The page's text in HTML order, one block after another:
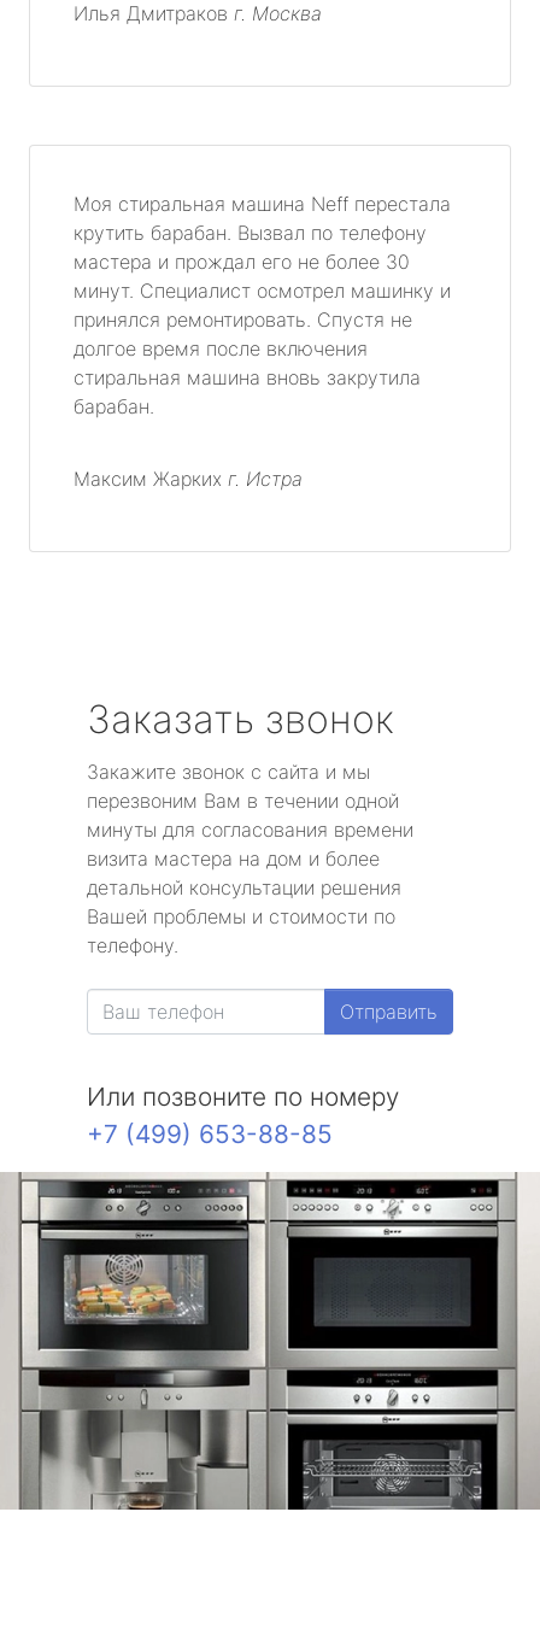
Илья Дмитраков г. Москва
Моя стиральная машина Neff перестала
крутить барабан. Вызвал по телефону
мастера и прождал его не более 30
минут. Специалист осмотрел машинку и
принялся ремонтировать. Спустя не
долгое время после включения
стиральная машина вновь закрутила
барабан.
Максим Жарких г. Истра
Заказать звонок
Закажите звонок с сайта и мы
перезвоним Вам в течении одной
минуты для согласования времени
визита мастера на дом и более
детальной консультации решения
Вашей проблемы и стоимости по
телефону.
Отправить
Или позвоните по номеру
+7 (499) 653-88-85